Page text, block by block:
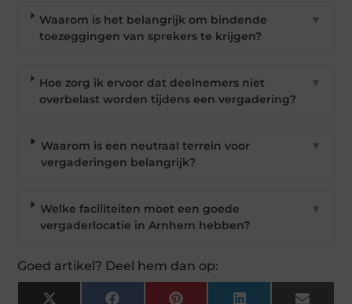
Waarom is het belangrijk om bindende
toezeggingen van sprekers te krijgen?
▼
Hoe zorg ik ervoor dat deelnemers niet
overbelast worden tijdens een vergadering?
▼
Waarom is een neutraal terrein voor
vergaderingen belangrijk?
▼
Welke faciliteiten moet een goede
vergaderlocatie in Arnhem hebben?
▼
Goed artikel? Deel hem dan op: